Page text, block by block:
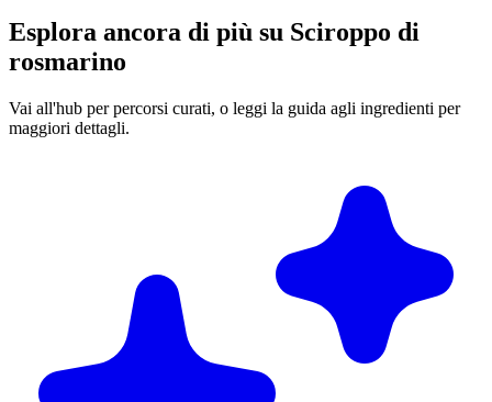
Esplora ancora di più su Sciroppo di
rosmarino
Vai all'hub per percorsi curati, o leggi la guida agli ingredienti per
maggiori dettagli.